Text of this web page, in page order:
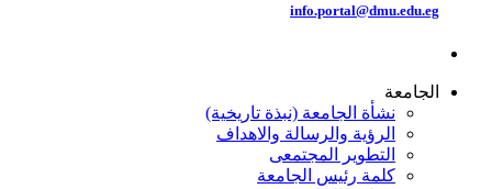
info.portal@dmu.edu.eg
الجامعة
نشأة الجامعة (نبذة تاريخية)
الرؤية والرسالة والاهداف
التطوير المجتمعى
كلمة رئيس الجامعة